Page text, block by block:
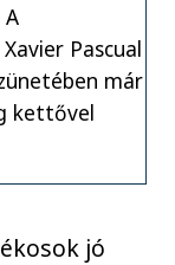
Pascual
már
kettővel
jó